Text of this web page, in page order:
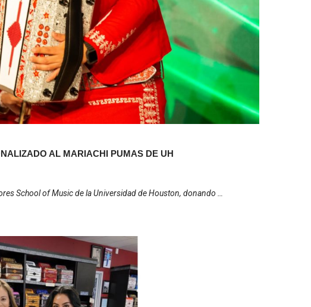
AL MARIACHI PUMAS DE UH
School of Music de la Universidad de Houston, donando …